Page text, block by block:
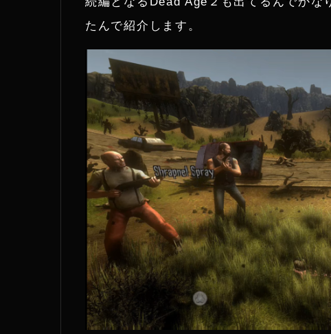
e
r
たんで紹介します。